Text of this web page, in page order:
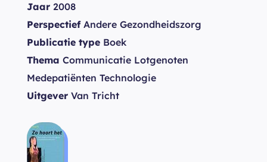
Jaar 2008
PerspectiefAndere Gezondheidszorg
Publicatie type Boek
Thema Communicatie Lotgenoten
Medepatiënten Technologie
Uitgever Van Tricht